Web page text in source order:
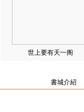
世上要有天一阁
書城介紹